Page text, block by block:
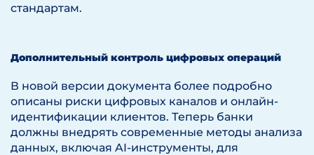
стандартам.
Дополнительный контроль цифровых операций
В новой версии документа более подробно
описаны риски цифровых каналов и онлайн-
идентификации клиентов. Теперь банки
должны внедрять современные методы анализа
данных, включая AI-инструменты, для